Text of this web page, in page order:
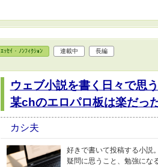
ｴｯｾｲ・ﾉﾝﾌｨｸｼｮﾝ 連載中 長編
ウェブ小説を書く日々で
某chのエロパロ板は楽だっ
カシ夫
好きで書いて投稿する小説
疑問に思うこと、勉強にな